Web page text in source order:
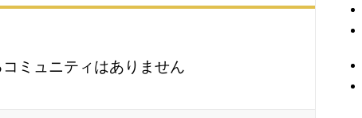
コミュニティはありません